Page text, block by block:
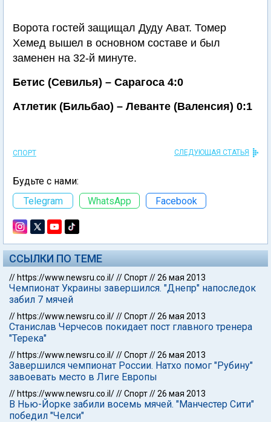
Ворота гостей защищал Дуду Ават. Томер
Хемед вышел в основном составе и был
заменен на 32-й минуте.
Бетис (Севилья) – Сарагоса 4:0
Атлетик (Бильбао) – Леванте (Валенсия) 0:1
СПОРТ СЛЕДУЮЩАЯ СТАТЬЯ
Будьте с нами:
Telegram
WhatsApp Facebook
ССЫЛКИ ПО ТЕМЕ
// https://www.newsru.co.il///Спорт//26 мая 2013
Чемпионат Украины завершился. "Днепр" напоследок
забил 7 мячей
// https://www.newsru.co.il///Спорт//26 мая 2013
Станислав Черчесов покидает пост главного тренера
"Терека"
// https://www.newsru.co.il///Спорт//26 мая 2013
Завершился чемпионат России. Натхо помог "Рубину"
завоевать место в Лиге Европы
// https://www.newsru.co.il///Спорт//26 мая 2013
В Нью-Йорке забили восемь мячей. "Манчестер Сити"
победил "Челси"